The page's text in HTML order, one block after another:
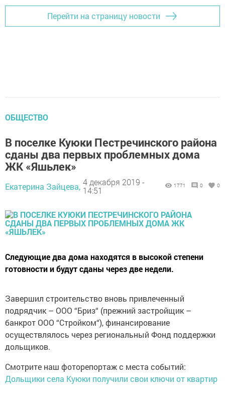
Перейти на страницу новости
ОБЩЕСТВО
В поселке Куюки Пестречинского района
сданы два первых проблемных дома
ЖК «Яшьлек»
Екатерина Зайцева, 4 декабря 2019 -
14:51
1771 0 0
Следующие два дома находятся в высокой степени
готовности и будут сданы через две недели.
Завершил строительство вновь привлеченный
подрядчик – ООО “Бриз“ (прежний застройщик –
банкрот ООО “Стройком“), финансирование
осуществлялось через региональный Фонд поддержки
дольщиков.
Смотрите наш фоторепортаж с места событий:
Дольщики села Куюки получили свои ключи от квартир